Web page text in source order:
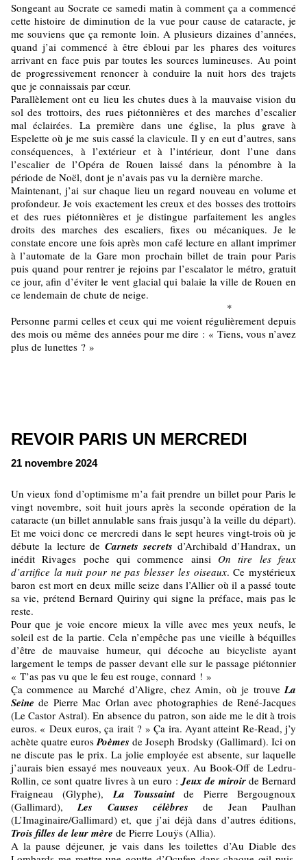
Songeant au Socrate ce samedi matin à comment ça a commencé
cette histoire de diminution de la vue pour cause de cataracte, je
me souviens que ça remonte loin. A plusieurs dizaines d’années,
quand j’ai commencé à être ébloui par les phares des voitures
arrivant en face puis par toutes les sources lumineuses. Au point
de progressivement renoncer à conduire la nuit hors des trajets
que je connaissais par cœur.
Parallèlement ont eu lieu les chutes dues à la mauvaise vision du
sol des trottoirs, des rues piétonnières et des marches d’escalier
mal éclairées. La première dans une église, la plus grave à
Espelette où je me suis cassé la clavicule. Il y en eut d’autres, sans
conséquences, à l’extérieur et à l’intérieur, dont l’une dans
l’escalier de l’Opéra de Rouen laissé dans la pénombre à la
période de Noël, dont je n’avais pas vu la dernière marche.
Maintenant, j’ai sur chaque lieu un regard nouveau en volume et
profondeur. Je vois exactement les creux et des bosses des trottoirs
et des rues piétonnières et je distingue parfaitement les angles
droits des marches des escaliers, fixes ou mécaniques. Je le
constate encore une fois après mon café lecture en allant imprimer
à l’automate de la Gare mon prochain billet de train pour Paris
puis quand pour rentrer je rejoins par l’escalator le métro, gratuit
ce jour, afin d’éviter le vent glacial qui balaie la ville de Rouen en
ce lendemain de chute de neige.
*
Personne parmi celles et ceux qui me voient régulièrement depuis
des mois ou même des années pour me dire : « Tiens, vous n’avez
plus de lunettes ? »
REVOIR PARIS UN MERCREDI
21 novembre 2024
Un vieux fond d’optimisme m’a fait prendre un billet pour Paris le
vingt novembre, soit huit jours après la seconde opération de la
cataracte (un billet annulable sans frais jusqu’à la veille du départ).
Et me voici donc ce mercredi dans le sept heures vingt-trois où je
débute la lecture de Carnets secrets d’Archibald d’Handrax, un
inédit Rivages poche qui commence ainsi On tire les feux
d’artifice la nuit pour ne pas blesser les oiseaux. Ce mystérieux
baron est mort en deux mille seize dans l’Allier où il a passé toute
sa vie, prétend Bernard Quiriny qui signe la préface, mais pas le
reste.
Pour que je voie encore mieux la ville avec mes yeux neufs, le
soleil est de la partie. Cela n’empêche pas une vieille à béquilles
d’être de mauvaise humeur, qui décoche au bicycliste ayant
largement le temps de passer devant elle sur le passage piétonnier
« T’as pas vu que le feu est rouge, connard ! »
Ça commence au Marché d’Aligre, chez Amin, où je trouveLa
Seine de Pierre Mac Orlan avec photographies de René-Jacques
(Le Castor Astral). En absence du patron, son aide me le dit à trois
euros. « Deux euros, ça irait ? » Ça ira. Ayant atteint Re-Read, j’y
achète quatre eurosPoèmes de Joseph Brodsky (Gallimard). Ici on
ne discute pas le prix. La jolie employée est absente, sur laquelle
j’aurais bien essayé mes nouveaux yeux. Au Book-Off de Ledru-
Rollin, ce sont quatre livres à un euro :Jeux de miroirde Bernard
Fraigneau (Glyphe),La Toussaintde Pierre Bergougnoux
(Gallimard),Les Causes célèbres de Jean Paulhan
(L’Imaginaire/Gallimard) et, que j’ai déjà dans d’autres éditions,
Trois filles de leur mère de Pierre Louÿs (Allia).
A la pause déjeuner, je vais dans les toilettes d’Au Diable des